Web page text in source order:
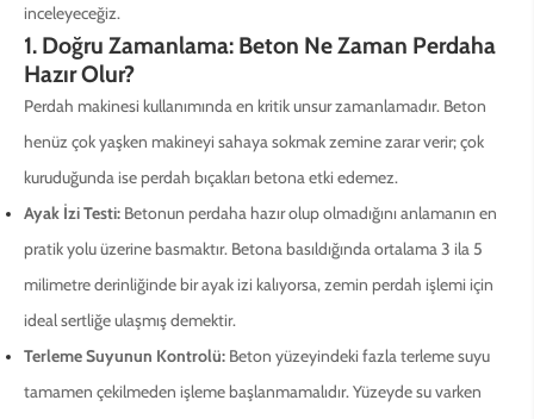
inceleyeceğiz.
1. Doğru Zamanlama: Beton Ne Zaman Perdaha
Hazır Olur?
Perdah makinesi kullanımında en kritik unsur zamanlamadır. Beton
henüz çok yaşken makineyi sahaya sokmak zemine zarar verir; çok
kuruduğunda ise perdah bıçakları betona etki edemez.
Ayak İzi Testi: Betonun perdaha hazır olup olmadığını anlamanın en
pratik yolu üzerine basmaktır. Betona basıldığında ortalama 3 ila 5
milimetre derinliğinde bir ayak izi kalıyorsa, zemin perdah işlemi için
ideal sertliğe ulaşmış demektir.
Terleme Suyunun Kontrolü: Beton yüzeyindeki fazla terleme suyu
tamamen çekilmeden işleme başlanmamalıdır. Yüzeyde su varken